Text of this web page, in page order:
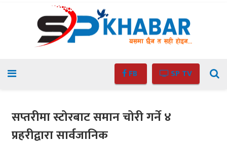
FB SP TV
सप्तरीमा स्टोरबाट समान चोरी गर्ने ४
प्रहरीद्वारा सार्वजानिक